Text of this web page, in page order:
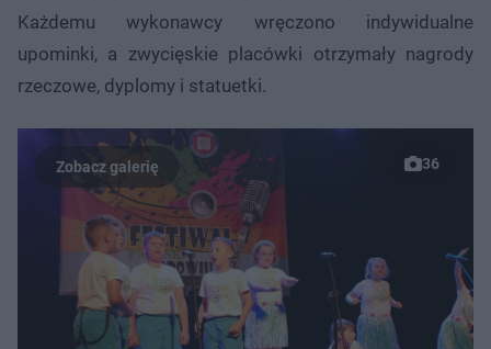
u
o
u
Każdemu wykonawcy wręczono indywidualne
upominki, a zwycięskie placówki otrzymały nagrody
rzeczowe, dyplomy i statuetki.
36